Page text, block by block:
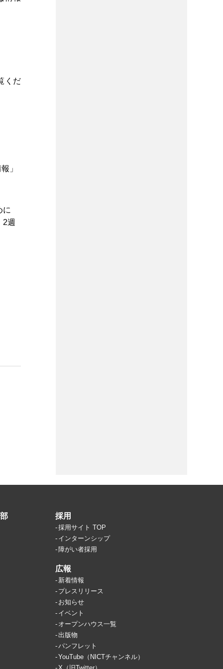
くだ
」
に
2週
採用
採用サイト TOP
インターンシップ
障がい者採用
広報
新着情報
プレスリリース
お知らせ
イベント
オープンハウス一覧
出版物
パンフレット
YouTube（NICTチャンネル）